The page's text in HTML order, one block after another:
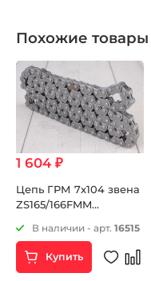
Похожие товары
1 604 ₽
Цепь ГРМ 7x104 звена
ZS165/166FMM
ZS172FMM-5 (PR250)
ZS174MN-3 (CBS300)
ZS170MM-2 (CB250)
В наличии - арт. 16515
Купить